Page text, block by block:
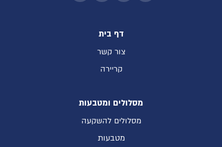
דף בית
צור קשר
קריירה
מסלולים ומטבעות
מסלולים להשקעה
מטבעות